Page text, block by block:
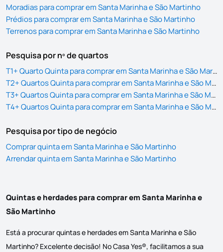
Moradias para comprar em Santa Marinha e São Martinho
Prédios para comprar em Santa Marinha e São Martinho
Terrenos para comprar em Santa Marinha e São Martinho
Pesquisa por nº de quartos
T1+ Quarto Quinta para comprar em Santa Marinha e São Martinho
T2+ Quartos Quinta para comprar em Santa Marinha e São Martinho
T3+ Quartos Quinta para comprar em Santa Marinha e São Martinho
T4+ Quartos Quinta para comprar em Santa Marinha e São Martinho
Pesquisa por tipo de negócio
Comprar quinta em Santa Marinha e São Martinho
Arrendar quinta em Santa Marinha e São Martinho
Quintas e herdades para comprar em Santa Marinha e
São Martinho
Está a procurar quintas e herdades em Santa Marinha e São
Martinho? Excelente decisão! No Casa Yes®, facilitamos a sua